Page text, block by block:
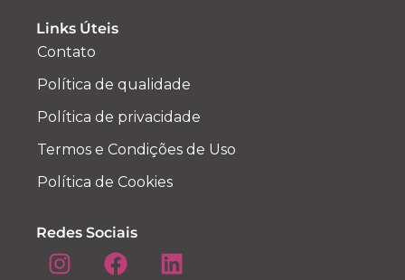
Links Úteis
Contato
Política de qualidade
Política de privacidade
Termos e Condições de Uso
Política de Cookies
Redes Sociais